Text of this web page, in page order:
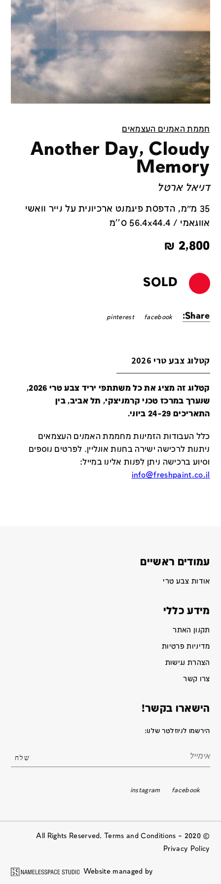
חממת האמנים העצמאים
Another Day, Cloudy
Memory
דניאל ארטל
35 מ״מ, הדפסת פיגמנט ארכיונית על נייר וואשי
אווגאמי / 56.4x44.4 ס''מ
2,800
₪
SOLD
Share:
facebook
pinterest
קטלוג צבע טרי 2026
קטלוג זה מציג את כל משתתפי יריד צבע טרי 2026,
שנערך במרכז טכני קרמניצקי, תל אביב, בין
התאריכים 24-29 ביוני.
כלל העבודות הזמינות מחממת האמנים העצמאים
ניתנות לרכישה ישירה בחנות אונליין. לפרטים נוספים
וסיוע ברכישה ניתן לפנות אלינו במייל:
info@freshpaint.co.il
עמודים ראשיים
אודות צבע טרי
מידע כללי
תקנון האתר
מדיניות פרטיות
הצהרת נגישות
צרו קשר
הישארו בקשר!
הירשמו לניוזלטר שלנו:
facebook
instagram
© 2020 All Rights Reserved. Terms and Conditions –
Privacy Policy
Website managed by